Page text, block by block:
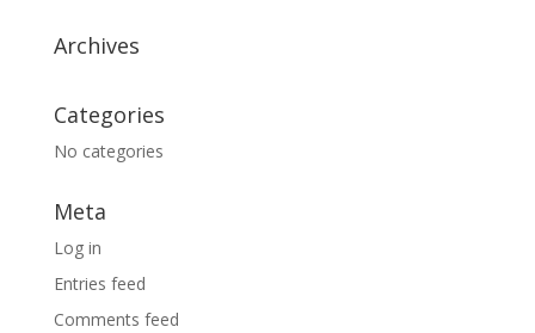
Archives
Categories
No categories
Meta
Log in
Entries feed
Comments feed